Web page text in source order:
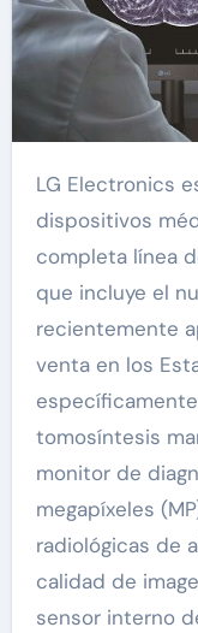
LG Electronics está acelerando su negocio de
dispositivos
completa línea
que incluye el
recientemente
venta en los
tomosíntesis
monitor de
megapíxeles
radiológicas de
calidad de
sensor interno